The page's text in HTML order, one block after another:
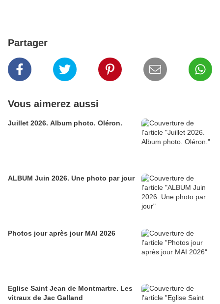
Partager
Vous aimerez aussi
Juillet 2026. Album photo. Oléron.
ALBUM Juin 2026. Une photo par jour
Photos jour après jour MAI 2026
Eglise Saint Jean de Montmartre. Les
vitraux de Jac Galland